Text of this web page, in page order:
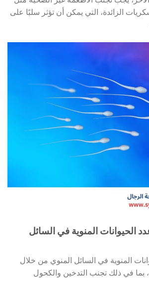
الزائدة، التي يمكن أن تؤثر سلبًا على
الحيوانات المنوية في السائل
المنوية في السائل المنوي من خلال
بما في ذلك تجنب التدخين والكحول